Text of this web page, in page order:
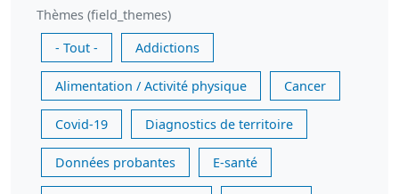
Thèmes (field_themes)
- Tout -
Addictions
Alimentation / Activité physique Cancer
Covid-19 Diagnostics de territoire
Données probantes E-santé